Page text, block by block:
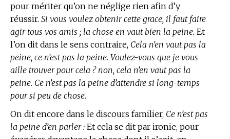
pour mériter qu’on ne néglige rien afin d’y
réussir. Si vous voulez obtenir cette grace, il faut faire
agir tous vos amis ; la chose en vaut bien la peine. Et
l’on dit dans le sens contraire, Cela n’en vaut pas la
peine, ce n’est pas la peine. Voulez-vous que je vous
aille trouver pour cela ? non, cela n’en vaut pas la
peine. Ce n’est pas la peine d’attendre si long-temps
pour si peu de chose.
On dit encore dans le discours familier, Ce n’est pas
la peine d’en parler : Et cela se dit par ironie, pour